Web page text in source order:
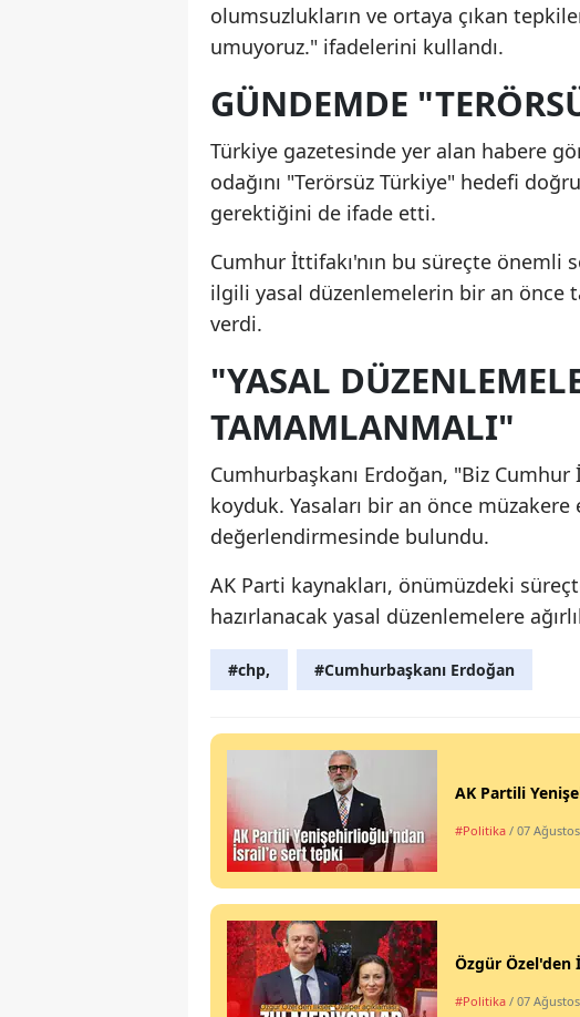
olumsuzlukların ve ortaya çıkan
umuyoruz." ifadelerini kullandı.
GÜNDEMDE
Türkiye gazetesinde yer alan habere
odağını "Terörsüz Türkiye" hedefi
gerektiğini de ifade etti.
Cumhur İttifakı'nın bu süreçte
ilgili yasal düzenlemelerin bir an önce
verdi.
"YASAL
TAMAMLANMALI"
Cumhurbaşkanı Erdoğan, "Biz
koyduk. Yasaları bir an önce
değerlendirmesinde bulundu.
AK Parti kaynakları, önümüzdeki
hazırlanacak yasal düzenlemelere
#chp, #Cumhurbaşkanı Erdoğan
AK Partili
#Politika / 07
Özgür Özel'den
#Politika / 07